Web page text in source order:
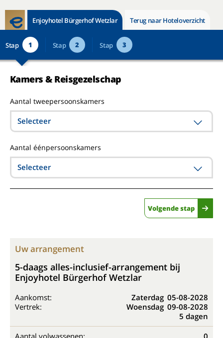
Enjoyhotel Bürgerhof Wetzlar Terug naar Hoteloverzicht
Stap 1 Stap 2 Stap 3
Kamers & Reisgezelschap
Aantal tweepersoonskamers
Selecteer
Aantal éénpersoonskamers
Selecteer
Volgende stap
Uw arrangement
5-daags alles-inclusief-arrangement bij
Enjoyhotel Bürgerhof Wetzlar
Aankomst: Zaterdag 05-08-2028
Vertrek:
Woensdag 09-08-2028
5 dagen
Aantal volwassenen:
0